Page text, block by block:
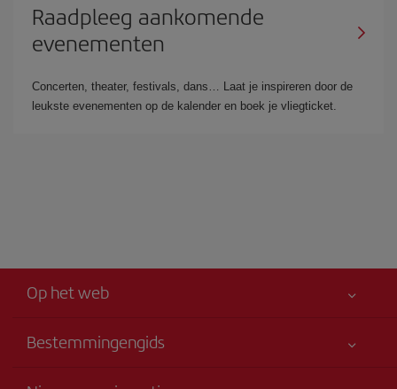
Raadpleeg aankomende
evenementen
Concerten, theater, festivals, dans… Laat je inspireren door de
leukste evenementen op de kalender en boek je vliegticket.
Op het web
Bestemmingengids